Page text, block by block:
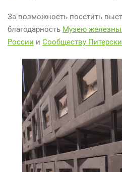
За возможность посетить
благодарность Музею
России и Сообществу